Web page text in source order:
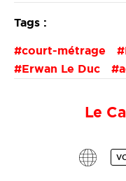
Tags :
court-métrage
Erwan Le Duc
Le